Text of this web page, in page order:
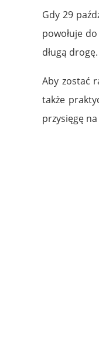
Gdy 29
powołuje
długą drogę.
Aby zostać
także
przysięgę